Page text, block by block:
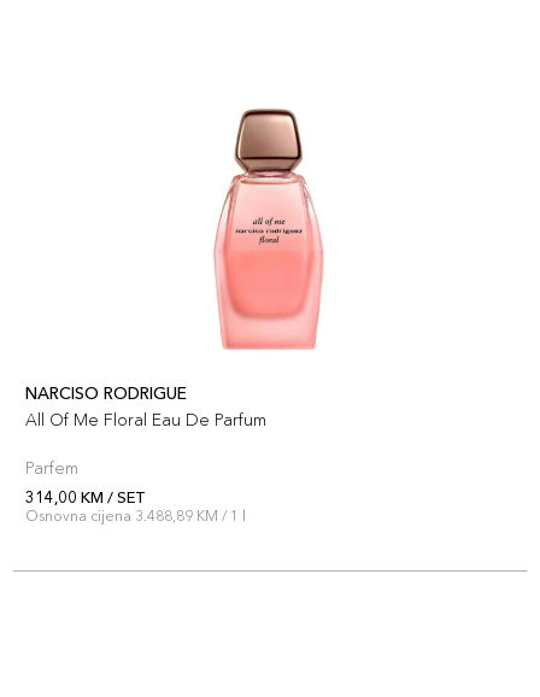
NARCISO RODRIGUE
All Of Me Floral Eau De Parfum
Parfem
314,00 KM / SET
Osnovna cijena 3.488,89 KM / 1 l